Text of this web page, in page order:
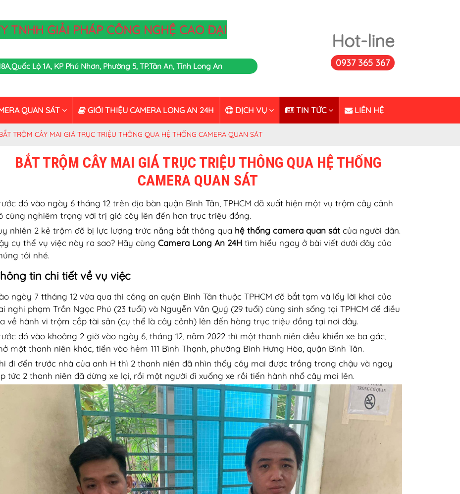
TNHH GIẢI PHÁP CÔNG NGHỆ CAO ĐẠI
Lộ 1A, KP Phú Nhơn, Phường 5, TP.Tân An, Tỉnh Long An
Hot-line
0937 365 367
QUAN SÁT GIỚI THIỆU CAMERA LONG AN 24H DỊCH VỤ TIN TỨC LIÊN HỆ
TRỘM CÂY MAI GIÁ TRỤC TRIỆU THÔNG QUA HỆ THỐNG CAMERA QUAN SÁT
BẮT TRỘM CÂY MAI GIÁ TRỤC TRIỆU THÔNG QUA HỆ THỐNG
CAMERA QUAN SÁT
đó vào ngày 6 tháng 12 trên địa bàn quận Bình Tân, TPHCM đã xuất hiện một vụ trộm cây cảnh
cùng nghiêm trọng với trị giá cây lên đến hơn trục triệu đồng.
nhiên 2 kẻ trộm đã bị lực lượng trức năng bắt thông qua hệ thống camera quan sát của người dân.
cụ thể vụ việc này ra sao? Hãy cùng Camera Long An 24H tìm hiểu ngay ở bài viết dưới đây của
tôi nhé.
tin chi tiết về vụ việc
ngày 7 ttháng 12 vừa qua thì công an quận Bình Tân thuộc TPHCM đã bắt tạm và lấy lời khai của
nghi phạm Trần Ngọc Phú (23 tuổi) và Nguyễn Văn Quý (29 tuổi) cùng sinh sống tại TPHCM để điều
về hành vi trộm cắp tài sản (cụ thể là cây cảnh) lên đến hàng trục triệu đồng tại nơi đây.
đó vào khoảng 2 giờ vào ngày 6, tháng 12, năm 2022 thì một thanh niên điều khiển xe ba gác,
một thanh niên khác, tiến vào hẻm 111 Bình Thạnh, phường Bình Hưng Hòa, quận Bình Tân.
đi đến trước nhà của anh H thì 2 thanh niên đã nhìn thấy cây mai được trồng trong chậu và ngay
tức 2 thanh niên đã dừng xe lại, rồi một người đi xuống xe rồi tiến hành nhổ cây mai lên.